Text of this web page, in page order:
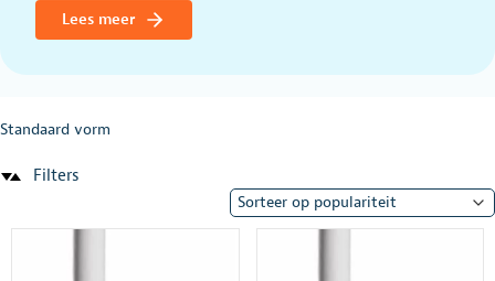
Lees meer
Standaard vorm
Filters